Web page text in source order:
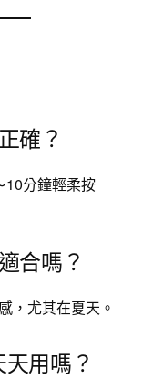
確？
10分鐘輕柔按
合嗎？
，尤其在夏天。
用嗎？